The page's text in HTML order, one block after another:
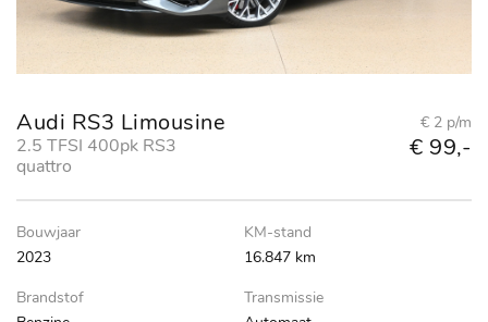
Audi RS3 Limousine
2.5 TFSI 400pk RS3
quattro
€ 2 p/m
€ 99,-
Bouwjaar
2023
KM-stand
16.847 km
Brandstof
Transmissie